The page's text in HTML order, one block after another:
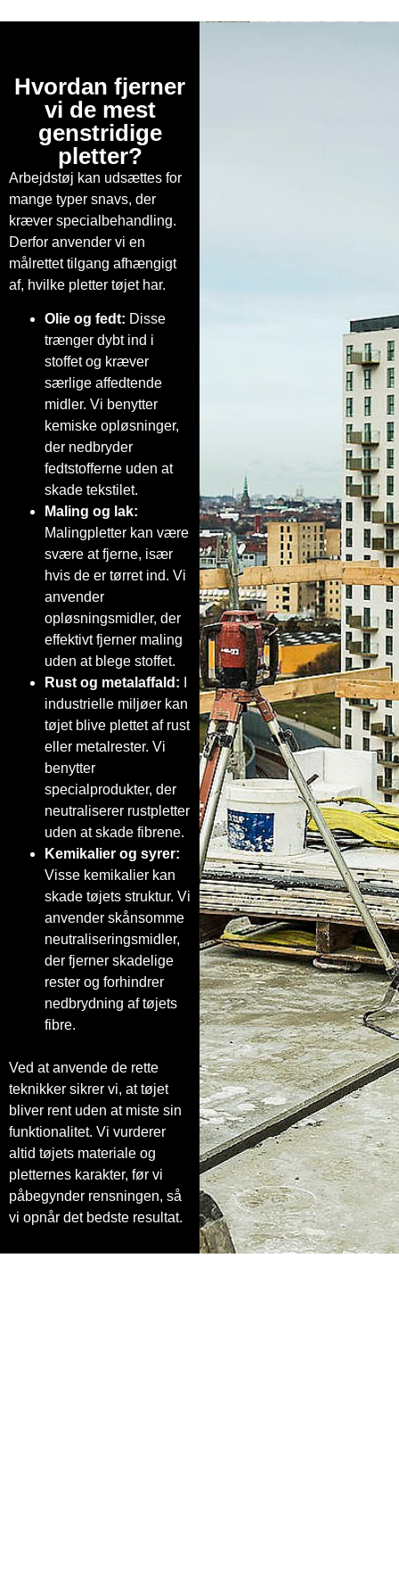
Hvordan fjerner
vi de mest
genstridige
pletter?
Arbejdstøj kan udsættes for
mange typer snavs, der
kræver specialbehandling.
Derfor anvender vi en
målrettet tilgang afhængigt
af, hvilke pletter tøjet har.
Olie og fedt: Disse
trænger dybt ind i
stoffet og kræver
særlige affedtende
midler. Vi benytter
kemiske opløsninger,
der nedbryder
fedtstofferne uden at
skade tekstilet.
Maling og lak:
Malingpletter kan være
svære at fjerne, især
hvis de er tørret ind. Vi
anvender
opløsningsmidler, der
effektivt fjerner maling
uden at blege stoffet.
Rust og metalaffald:
industrielle miljøer kan
tøjet blive plettet af rust
eller metalrester. Vi
benytter
specialprodukter, der
neutraliserer rustpletter
uden at skade fibrene.
Kemikalier og syrer:
Visse kemikalier kan
skade tøjets struktur. Vi
anvender skånsomme
neutraliseringsmidler,
der fjerner skadelige
rester og forhindrer
nedbrydning af tøjets
fibre.
Ved at anvende de rette
teknikker sikrer vi, at tøjet
bliver rent uden at miste sin
funktionalitet. Vi vurderer
altid tøjets materiale og
pletternes karakter, før vi
påbegynder rensningen, så
vi opnår det bedste resultat.